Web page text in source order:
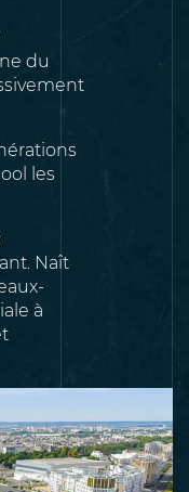
du
les
Naît
à